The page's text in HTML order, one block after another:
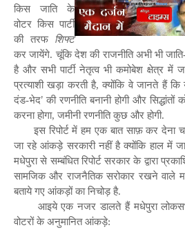
किस जाति के
वोटर किस पार्टी
की तरफ शिफ्ट
कर जायेंगे. चूंकि देश की राजनीति अभी भी
है और सभी पार्टी नेतृत्व भी कमोबेश क्षेत्र में
प्रत्याशी खड़ा करती है, क्योंकि वे जानते हैं कि
दंड-भेद’ की रणनीति बनानी होगी और सिद्धांतों
करना होगा, जमीनी रणनीति कुछ और होगी.
इस रिपोर्ट में हम एक बात साफ़ कर देना
जा रहे आंकड़े सरकारी नहीं है क्योंकि हाल में
मधेपुरा से सम्बंधित रिपोर्ट सरकार के द्वारा
सामजिक और राजनैतिक सरोकार रखने वाले
बताये गए आंकड़ों का निचोड़ है.
आइये एक नजर डालते हैं मधेपुरा
वोटरों के अनुमानित आंकड़े: